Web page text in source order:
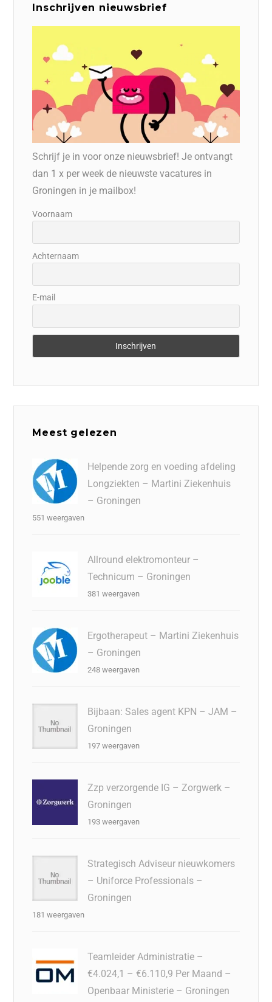
Inschrijven nieuwsbrief
Schrijf je in voor onze nieuwsbrief! Je ontvangt
dan 1 x per week de nieuwste vacatures in
Groningen in je mailbox!
Voornaam
Achternaam
E-mail
Meest gelezen
Helpende zorg en voeding afdeling
Longziekten – Martini Ziekenhuis
– Groningen
551 weergaven
Allround elektromonteur –
Technicum – Groningen
381 weergaven
Ergotherapeut – Martini Ziekenhuis
– Groningen
248 weergaven
Bijbaan: Sales agent KPN – JAM –
Groningen
197 weergaven
Zzp verzorgende IG – Zorgwerk –
Groningen
193 weergaven
Strategisch Adviseur nieuwkomers
– Uniforce Professionals –
Groningen
181 weergaven
Teamleider Administratie –
€4.024,1 – €6.110,9 Per Maand –
Openbaar Ministerie – Groningen